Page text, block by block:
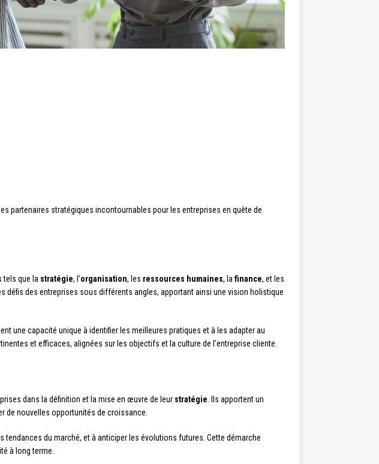
partenaires stratégiques incontournables pour les entreprises en quête de
tels que la stratégie, l’organisation, les ressources humaines, la finance, et les
défis des entreprises sous différents angles, apportant ainsi une vision holistique
une capacité unique à identifier les meilleures pratiques et à les adapter au
et efficaces, alignées sur les objectifs et la culture de l’entreprise cliente.
dans la définition et la mise en œuvre de leur stratégie . Ils apportent un
de nouvelles opportunités de croissance.
tendances du marché, et à anticiper les évolutions futures. Cette démarche
à long terme.